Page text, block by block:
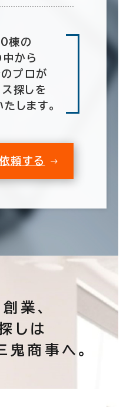
棟の
から
プロが
探しを
します。
頼する
業、
しは
商事へ。